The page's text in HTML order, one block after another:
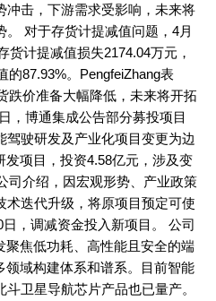
冲击，下游需求受影响，未来将
对于存货计提减值问题，4月
货计提减值损失2174.04万元，
的87.93%。PengfeiZhang表
跌价准备大幅降低，未来将开拓
，博通集成公告部分募投项目
驶研发及产业化项目变更为边
项目，投资4.58亿元，涉及变
司介绍，因宏观形势、产业政策
术迭代升级，将原项目预定可使
，调减资金投入新项目。 公司
焦低功耗、高性能且安全的端
域构建体系和谱系。目前智能
卫星导航芯片产品也已量产。